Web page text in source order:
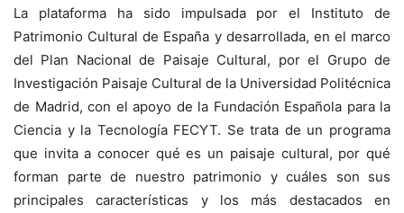
La plataforma ha sido impulsada por el Instituto de
Patrimonio Cultural de España y desarrollada, en el marco
del Plan Nacional de Paisaje Cultural, por el Grupo de
Investigación Paisaje Cultural de la Universidad Politécnica
de Madrid, con el apoyo de la Fundación Española para la
Ciencia y la Tecnología FECYT. Se trata de un programa
que invita a conocer qué es un paisaje cultural, por qué
forman parte de nuestro patrimonio y cuáles son sus
principales características y los más destacados en